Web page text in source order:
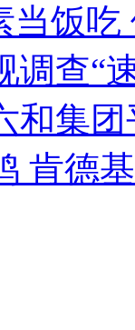
脚踢当饭
调查“
和集
肯德